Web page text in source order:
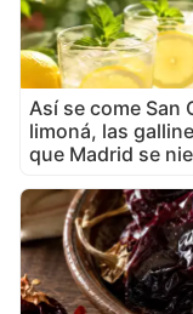
Así se come San
limoná, las
que Madrid se